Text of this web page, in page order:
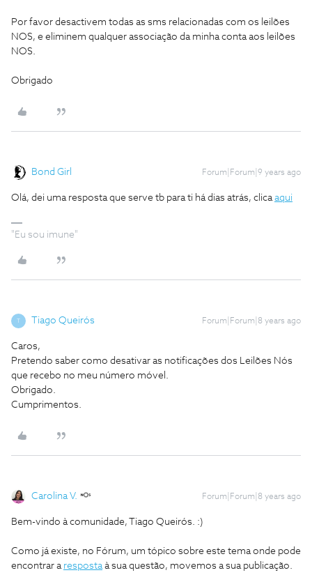
Por favor desactivem todas as sms relacionadas com os leilões
NOS, e eliminem qualquer associação da minha conta aos leilões
NOS.
Obrigado
Bond Girl Forum|Forum|9 years ago
Olá, dei uma resposta que serve tb para ti há dias atrás, clicaaqui
"Eu sou imune"
T Tiago Queirós Forum|Forum|8 years ago
Caros,
Pretendo saber como desativar as notificações dos Leilões Nós
que recebo no meu número móvel.
Obrigado.
Cumprimentos.
Carolina V. Forum|Forum|8 years ago
Bem-vindo à comunidade, Tiago Queirós. :)
Como já existe, no Fórum, um tópico sobre este tema onde pode
encontrar a respostaà sua questão, movemos a sua publicação.